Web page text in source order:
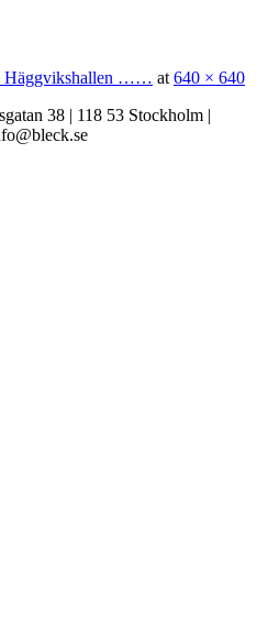
Häggvikshallen …… at 640 × 640
38 | 118 53 Stockholm |